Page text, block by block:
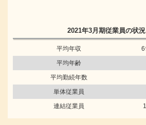
2021年3月期従業員の状況
平均年収
平均年齢
平均勤続年数
単体従業員
連結従業員